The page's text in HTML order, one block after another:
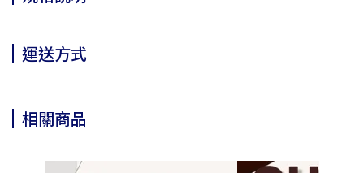
運送方式
相關商品